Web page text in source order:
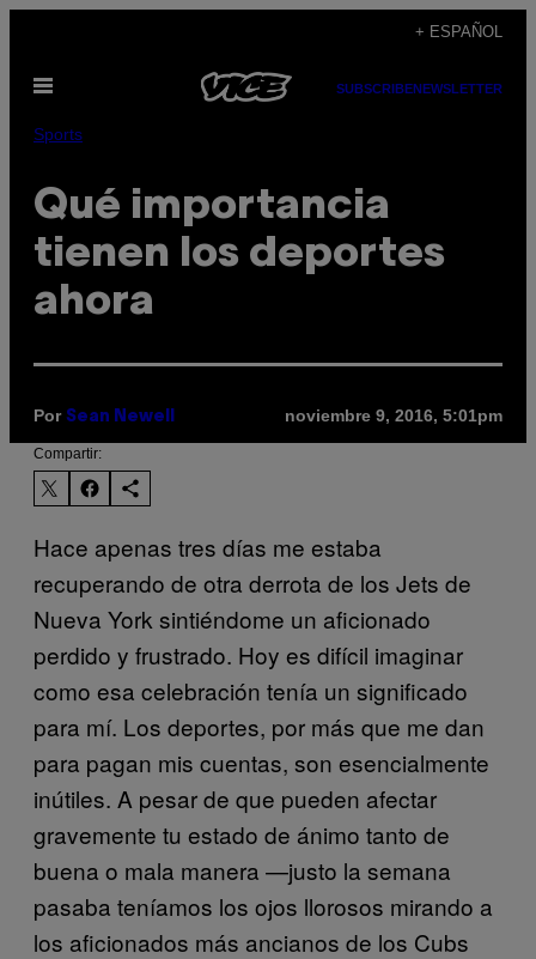
contenido
+ ESPAÑOL
Abrir
SUBSCRIBENEWSLETTER
Sports
Qué importancia
tienen los deportes
ahora
Por Sean Newell noviembre 9, 2016, 5:01pm
Compartir:
Hace apenas tres días me estaba
recuperando de otra derrota de los Jets de
Nueva York sintiéndome un aficionado
perdido y frustrado. Hoy es difícil imaginar
como esa celebración tenía un significado
para mí. Los deportes, por más que me dan
para pagan mis cuentas, son esencialmente
inútiles. A pesar de que pueden afectar
gravemente tu estado de ánimo tanto de
buena o mala manera —justo la semana
pasaba teníamos los ojos llorosos mirando a
los aficionados más ancianos de los Cubs